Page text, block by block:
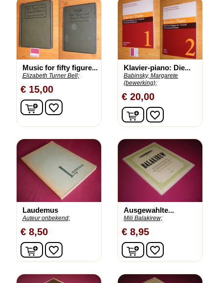
Music for fifty figure...
Elizabeth Turner Bell;
€ 15,00
In winkelwagen
favorite_border
Klavier-piano: Die...
Babinsky, Margarete
(bewerking);
€ 20,00
In winkelwagen
favorite_border
Laudemus
Auteur onbekend;
€ 8,50
In winkelwagen
favorite_border
Ausgewahlte...
Mili Balakirew;
€ 8,95
In winkelwagen
favorite_border